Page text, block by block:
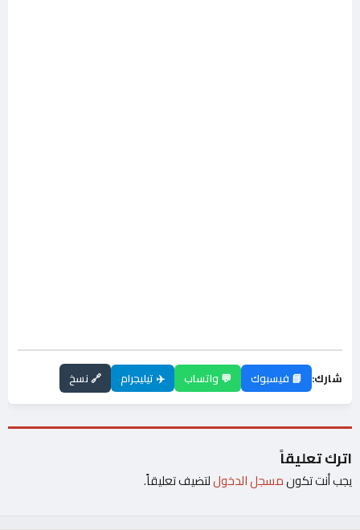
شارك: 📘 فيسبوك 💬 واتساب ✈️ تيليجرام 🔗 نسخ
اترك تعليقاً
يجب أنت تكونمسجل الدخوللتضيف تعليقاً.